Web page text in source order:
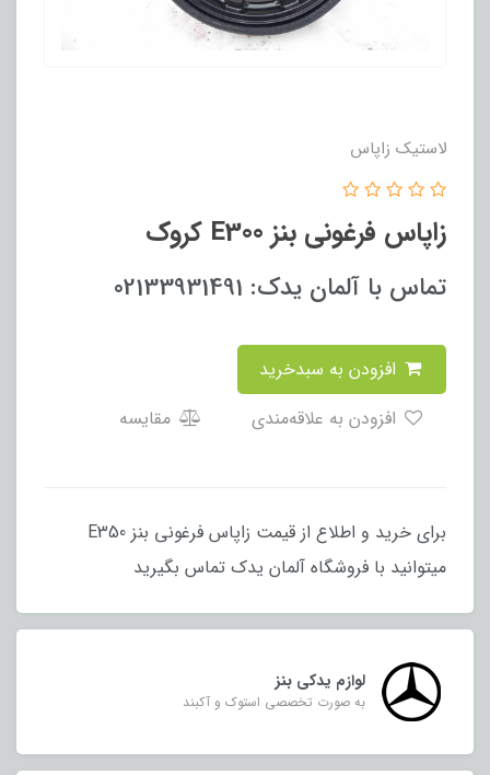
لاستیک زاپاس
زاپاس فرغونی بنز E300 کروک
تماس با آلمان یدک: 02133931491
مقایسه
برای خرید و اطلاع از قیمت زاپاس فرغونی بنز E350
میتوانید با فروشگاه آلمان یدک تماس بگیرید
لوازم یدکی بنز
به صورت تخصصی استوک و آکبند